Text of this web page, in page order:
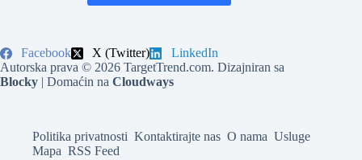
Facebook X (Twitter)
LinkedIn
Autorska prava © 2026 TargetTrend.com. Dizajniran sa
Blocky | Domaćin na Cloudways
Politika privatnosti Kontaktirajte nas O nama Usluge
Mapa RSS Feed